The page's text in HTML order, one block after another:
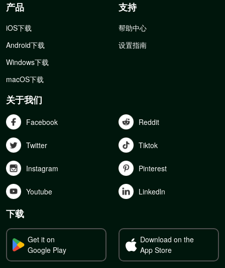
产品
iOS下载
Android下载
Windows下载
macOS下载
支持
帮助中心
设置指南
关于我们
Facebook Reddit
Twitter Tiktok
Instagram Pinterest
Youtube Linkedln
下载
Get it on
Google Play
Download on the
App Store